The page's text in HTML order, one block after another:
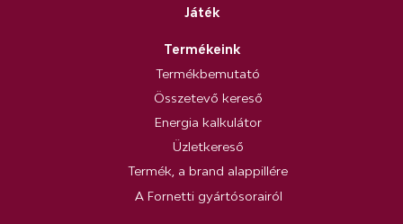
Játék
Termékeink
Termékbemutató
Összetevő kereső
Energia kalkulátor
Üzletkereső
Termék, a brand alappillére
A Fornetti gyártósorairól